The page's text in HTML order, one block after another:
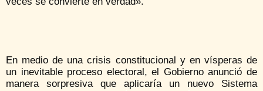
En medio de una crisis constitucional y en vísperas de
un inevitable proceso electoral, el Gobierno anunció de
manera sorpresiva que aplicaría un nuevo Sistema